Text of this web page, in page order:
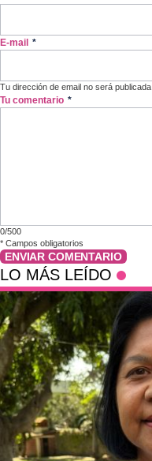
E-mail *
Tu dirección de email no será publicada.
Tu comentario *
0/500
* Campos obligatorios
ENVIAR COMENTARIO
LO MÁS LEÍDO